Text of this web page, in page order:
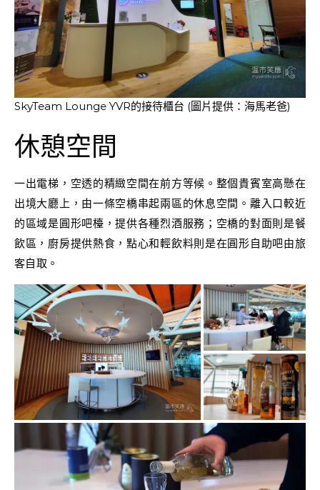
SkyTeam Lounge YVR的接待櫃台 (圖片提供：海馬老爸)
休憩空間
一出電梯，空透的精緻空間在前方等候。整個貴賓室高懸在
出境大廳上，由一條空橋串起兩區的休息空間。離入口較近
的區域是圓形吧檯，提供各種烈酒服務；空橋的對面則是餐
飲區，廚房提供熱食，點心和輕飲料則是在圓形自助吧由旅
客自取。